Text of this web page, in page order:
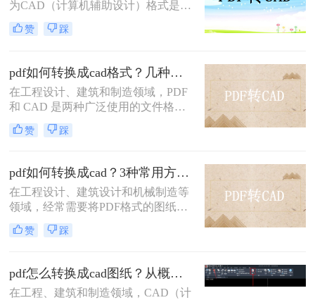
为CAD（计算机辅助设计）格式是非
常常见的需求。这允许设计师们能够
编辑、修改原始设计图或将其集成到
cad呢？本文将介绍几种常用的方法来
实现这一转换。
赞 踩
pdf如何转换成cad格式？几种常见方法与详细指南！
在工程设计、建筑和制造领域，PDF
和 CAD 是两种广泛使用的文件格
式。PDF 文件通常用于查看和共享设
计图纸，而 CAD 文件（如 DWG 或
PDF 转换为 CAD 格式的需求非常普
遍，但这一过程可能会面临精度丢
失、图层混乱等问题。那么pdf如何转
换成cad格式呢？本文将详细介绍四种
常见的 PDF 转 CAD 方法，帮助您选
择最适合的解决方案。
赞 踩
pdf如何转换成cad？3种常用方法详解！
在工程设计、建筑设计和机械制造等
领域，经常需要将PDF格式的图纸转
换为CAD格式（如DWG或DXF），
以便进行进一步的编辑、修改和优
将介绍几种常用的PDF转CAD的方
法。
赞 踩
pdf怎么转换成cad图纸？从概念到实体的高效方法全解析！
在工程、建筑和制造领域，CAD（计